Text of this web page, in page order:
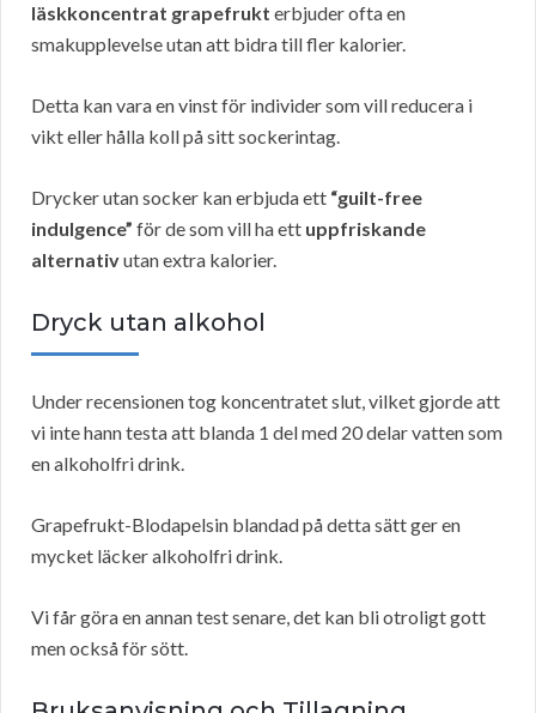
läskkoncentrat grapefrukt erbjuder ofta en
smakupplevelse utan att bidra till fler kalorier.
Detta kan vara en vinst för individer som vill reducera i
vikt eller hålla koll på sitt sockerintag.
Drycker utan socker kan erbjuda ett “guilt-free
indulgence” för de som vill ha ett uppfriskande
alternativutan extra kalorier.
Dryck utan alkohol
Under recensionen tog koncentratet slut, vilket gjorde att
vi inte hann testa att blanda 1 del med 20 delar vatten som
en alkoholfri drink.
Grapefrukt-Blodapelsin blandad på detta sätt ger en
mycket läcker alkoholfri drink.
Vi får göra en annan test senare, det kan bli otroligt gott
men också för sött.